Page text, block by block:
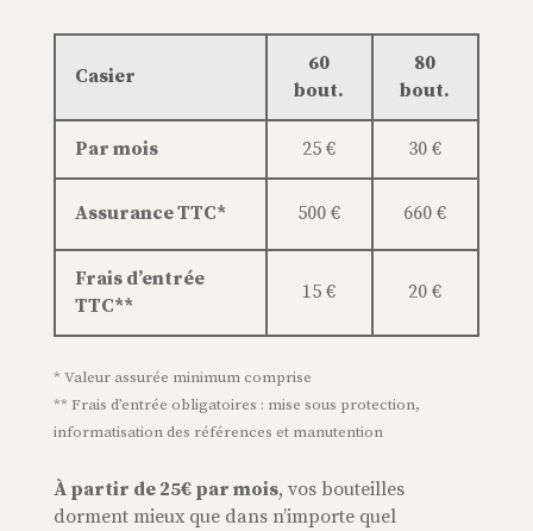
Casier
60
bout.
80
bout.
Par mois 25 € 30 €
Assurance TTC* 500 € 660 €
Frais d’entrée
TTC**
15 € 20 €
* Valeur assurée minimum comprise
** Frais d’entrée obligatoires : mise sous protection,
informatisation des références et manutention
À partir de 25€ par mois, vos bouteilles
dorment mieux que dans n’importe quel